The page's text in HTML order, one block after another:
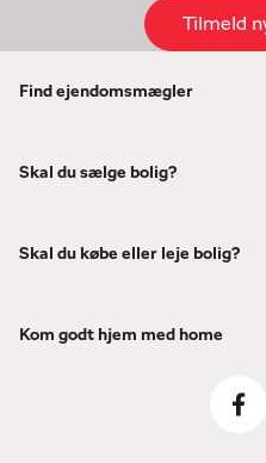
Tilmeld
Find ejendomsmægler
Skal du sælge bolig?
Skal du købe eller leje bolig?
Kom godt hjem med home